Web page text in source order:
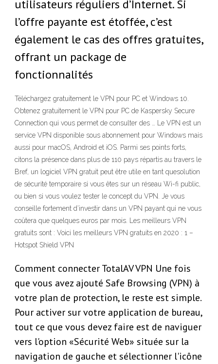
utilisateurs réguliers d’Internet. Si
l’offre payante est étoffée, c’est
également le cas des offres gratuites,
offrant un package de
fonctionnalités
Téléchargez gratuitement le VPN pour PC et Windows 10.
Obtenez gratuitement le VPN pour PC de Kaspersky Secure
Connection qui vous permet de consulter des … Le VPN est un
service VPN disponible sous abonnement pour Windows mais
aussi pour macOS, Android et iOS. Parmi ses points forts,
citons la présence dans plus de 110 pays répartis au travers le
Bref, un logiciel VPN gratuit peut être utile en tant quesolution
de sécurité temporaire si vous êtes sur un réseau Wi-fi public,
ou bien si vous voulez tester le concept du VPN. Je vous
conseille fortement d’investir dans un VPN payant qui ne vous
coûtera que quelques euros par mois. Les meilleurs VPN
gratuits sont : Voici les meilleurs VPN gratuits en 2020 : 1 –
Hotspot Shield VPN
Comment connecter TotalAV VPN Une fois
que vous avez ajouté Safe Browsing (VPN) à
votre plan de protection, le reste est simple.
Pour activer sur votre application de bureau,
tout ce que vous devez faire est de naviguer
vers l'option «Sécurité Web» située sur la
navigation de gauche et sélectionner l'icône